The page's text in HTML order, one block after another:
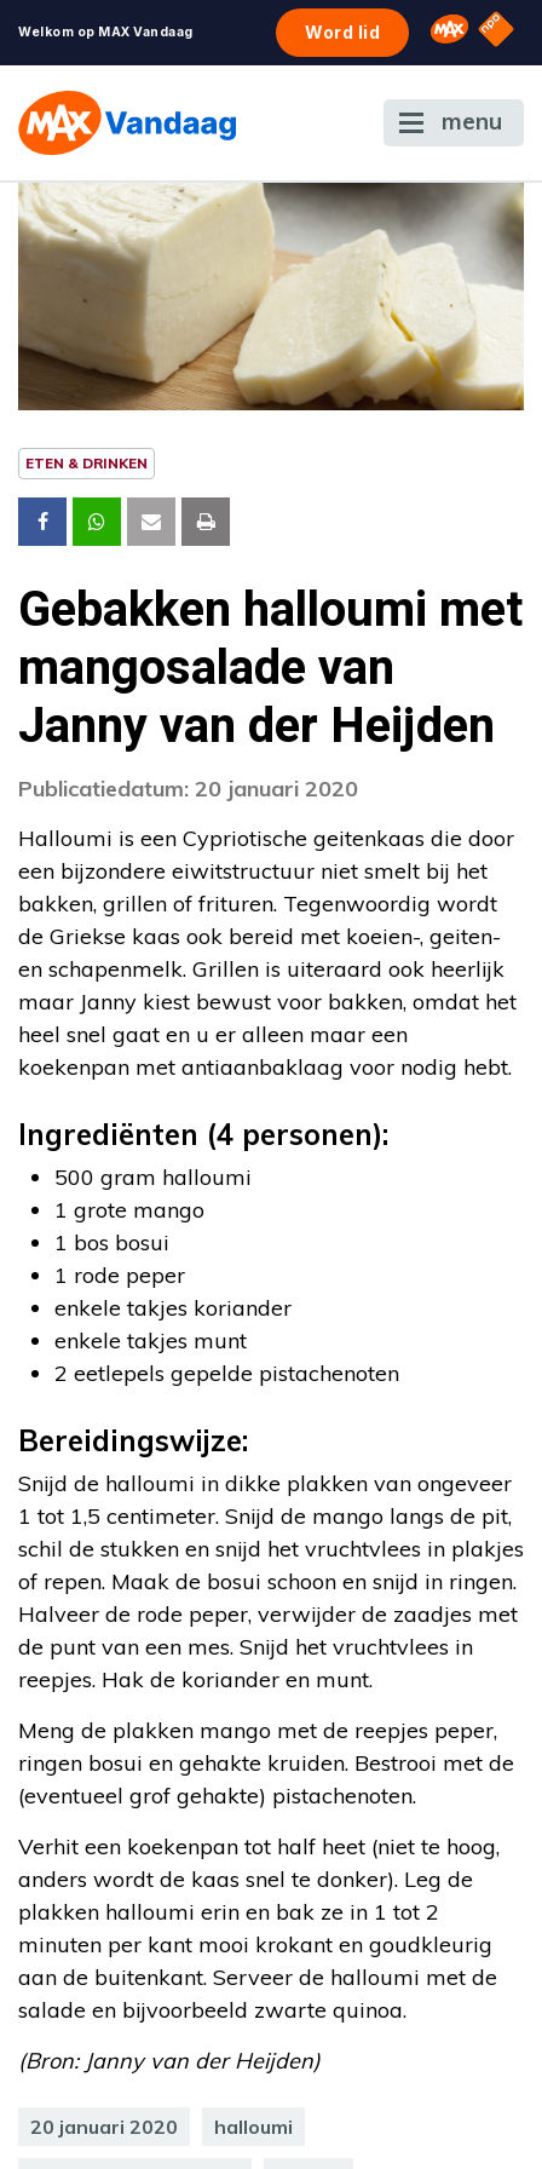
Welkom op MAX Vandaag Word lid Omroep
NPO
menu
ETEN & DRINKEN
Gebakken halloumi met
mangosalade van
Janny van der Heijden
Publicatiedatum: 20 januari 2020
Halloumi is een Cypriotische geitenkaas die door
een bijzondere eiwitstructuur niet smelt bij het
bakken, grillen of frituren. Tegenwoordig wordt
de Griekse kaas ook bereid met koeien-, geiten-
en schapenmelk. Grillen is uiteraard ook heerlijk
maar Janny kiest bewust voor bakken, omdat het
heel snel gaat en u er alleen maar een
koekenpan met antiaanbaklaag voor nodig hebt.
Ingrediënten (4 personen):
500 gram halloumi
1 grote mango
1 bos bosui
1 rode peper
enkele takjes koriander
enkele takjes munt
2 eetlepels gepelde pistachenoten
Bereidingswijze:
Snijd de halloumi in dikke plakken van ongeveer
1 tot 1,5 centimeter. Snijd de mango langs de pit,
schil de stukken en snijd het vruchtvlees in plakjes
of repen. Maak de bosui schoon en snijd in ringen.
Halveer de rode peper, verwijder de zaadjes met
de punt van een mes. Snijd het vruchtvlees in
reepjes. Hak de koriander en munt.
Meng de plakken mango met de reepjes peper,
ringen bosui en gehakte kruiden. Bestrooi met de
(eventueel grof gehakte) pistachenoten.
Verhit een koekenpan tot half heet (niet te hoog,
anders wordt de kaas snel te donker). Leg de
plakken halloumi erin en bak ze in 1 tot 2
minuten per kant mooi krokant en goudkleurig
aan de buitenkant. Serveer de halloumi met de
salade en bijvoorbeeld zwarte quinoa.
(Bron: Janny van der Heijden)
20 januari 2020 halloumi